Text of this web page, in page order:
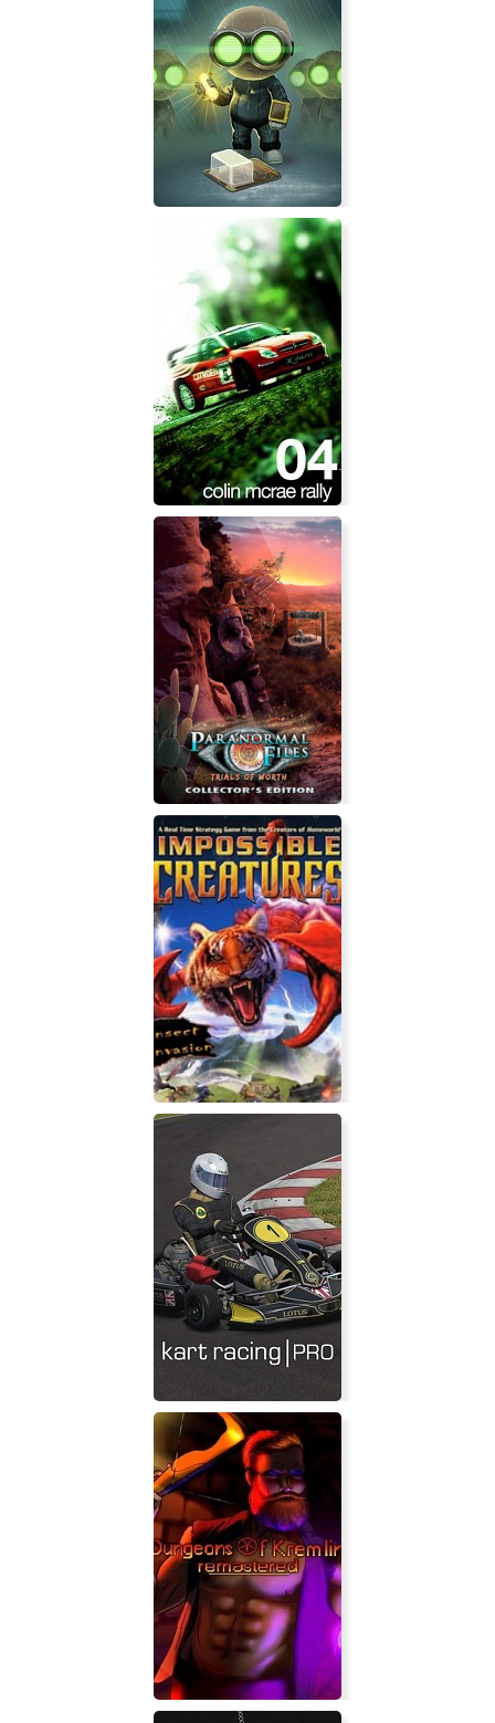
Bish Bash Bots
Stealth Inc 2: A Game of Clones
Colin Mcrae Rally 04
Паранормальные явления 5:
Испытание для достойных
Impossible Creatures Insect
Invasion
Kart Racing Pro